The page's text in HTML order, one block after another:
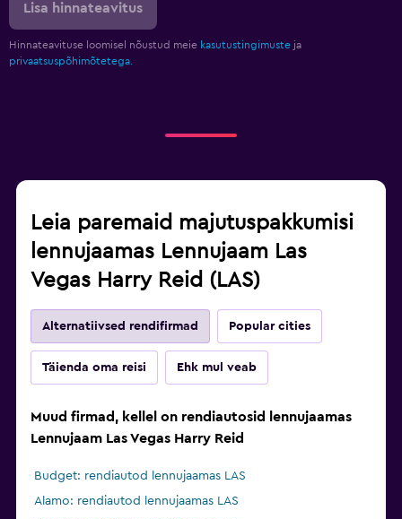
Lisa hinnateavitus
Hinnateavituse loomisel nõustud meie kasutustingimuste ja
privaatsuspõhimõtetega.
Leia paremaid majutuspakkumisi
lennujaamas Lennujaam Las
Vegas Harry Reid (LAS)
Alternatiivsed rendifirmad Popular cities
Täienda oma reisi Ehk mul veab
Muud firmad, kellel on rendiautosid lennujaamas
Lennujaam Las Vegas Harry Reid
Budget: rendiautod lennujaamas LAS
Alamo: rendiautod lennujaamas LAS